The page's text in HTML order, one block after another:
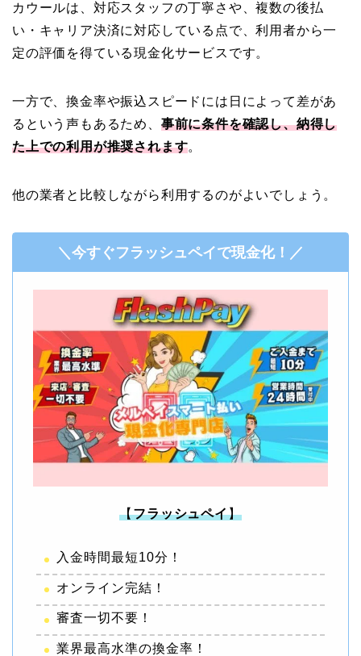
カウールは、対応スタッフの丁寧さや、複数の後払
い・キャリア決済に対応している点で、利用者から一
定の評価を得ている現金化サービスです。
一方で、換金率や振込スピードには日によって差があ
るという声もあるため、 事前に条件を確認し、納得し
た上での利用が推奨されます。
他の業者と比較しながら利用するのがよいでしょう。
＼今すぐフラッシュペイで現金化！／
【フラッシュペイ】
入金時間最短10分！
オンライン完結！
審査一切不要！
業界最高水準の換金率！